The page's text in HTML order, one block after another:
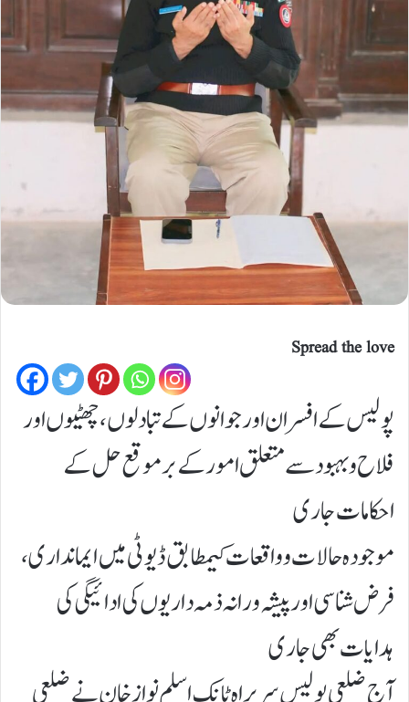
Spread the love
پولیس کے افسران اور جوانوں کے تبادلوں، چھٹیوں اور
فلاح و بہبود سے متعلق امور کے برموقع حل کے
احکامات جاری
موجودہ حالات و واقعات کیمطابق ڈیوٹی میں ایمانداری،
فرض شناسی اور پیشہ ورانہ ذمہ داریوں کی ادائیگی کی
ہدایات بھی جاری